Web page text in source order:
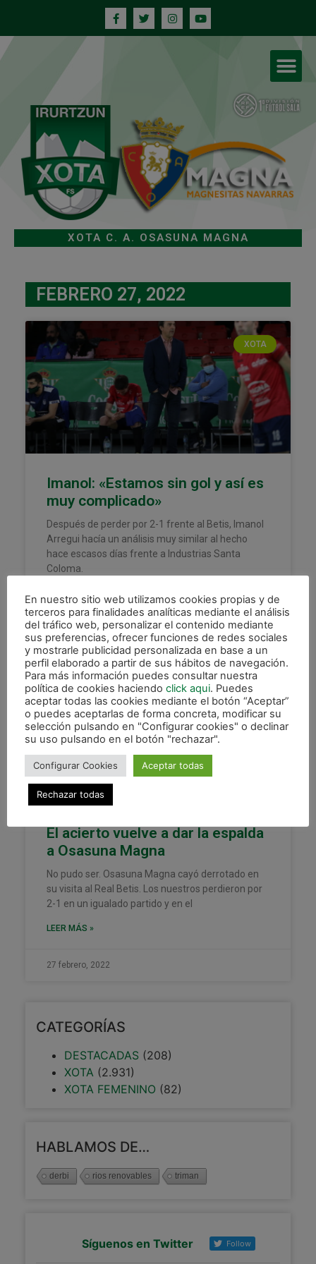
XOTA C. A. OSASUNA MAGNA
FEBRERO 27, 2022
XOTA
Imanol: «Estamos sin gol y así es
muy complicado»
Después de perder por 2-1 frente al Betis, Imanol
Arregui hacía un análisis muy similar al hecho
hace escasos días frente a Industrias Santa
Coloma.
LEER MÁS »
27 febrero, 2022
XOTA
El acierto vuelve a dar la espalda
a Osasuna Magna
No pudo ser. Osasuna Magna cayó derrotado en
su visita al Real Betis. Los nuestros perdieron por
2-1 en un igualado partido y en el
LEER MÁS »
27 febrero, 2022
CATEGORÍAS
DESTACADAS (208)
XOTA(2.931)
XOTA FEMENINO (82)
HABLAMOS DE…
derbi rios renovables triman
Síguenos en Twitter Follow
En nuestro sitio web utilizamos cookies propias y de
terceros para finalidades analíticas mediante el análisis
del tráfico web, personalizar el contenido mediante
sus preferencias, ofrecer funciones de redes sociales
y mostrarle publicidad personalizada en base a un
perfil elaborado a partir de sus hábitos de navegación.
Para más información puedes consultar nuestra
política de cookies haciendo click aqui. Puedes
aceptar todas las cookies mediante el botón “Aceptar”
o puedes aceptarlas de forma concreta, modificar su
selección pulsando en "Configurar cookies" o declinar
su uso pulsando en el botón "rechazar".
Configurar Cookies Aceptar todas
Rechazar todas